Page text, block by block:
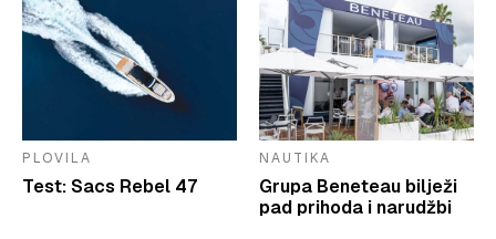
PLOVILA
Test: Sacs Rebel 47
NAUTIKA
Grupa Beneteau bilježi
pad prihoda i narudžbi